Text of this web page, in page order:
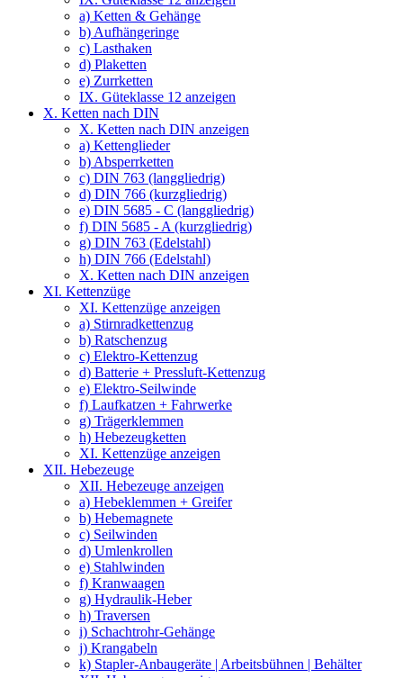
a) Ketten & Gehänge
b) Aufhängeringe
c) Lasthaken
d) Plaketten
e) Zurrketten
IX. Güteklasse 12 anzeigen
X. Ketten nach DIN
X. Ketten nach DIN anzeigen
a) Kettenglieder
b) Absperrketten
c) DIN 763 (langgliedrig)
d) DIN 766 (kurzgliedrig)
e) DIN 5685 - C (langgliedrig)
f) DIN 5685 - A (kurzgliedrig)
g) DIN 763 (Edelstahl)
h) DIN 766 (Edelstahl)
X. Ketten nach DIN anzeigen
XI. Kettenzüge
XI. Kettenzüge anzeigen
a) Stirnradkettenzug
b) Ratschenzug
c) Elektro-Kettenzug
d) Batterie + Pressluft-Kettenzug
e) Elektro-Seilwinde
f) Laufkatzen + Fahrwerke
g) Trägerklemmen
h) Hebezeugketten
XI. Kettenzüge anzeigen
XII. Hebezeuge
XII. Hebezeuge anzeigen
a) Hebeklemmen + Greifer
b) Hebemagnete
c) Seilwinden
d) Umlenkrollen
e) Stahlwinden
f) Kranwaagen
g) Hydraulik-Heber
h) Traversen
i) Schachtrohr-Gehänge
j) Krangabeln
k) Stapler-Anbaugeräte | Arbeitsbühnen | Behälter